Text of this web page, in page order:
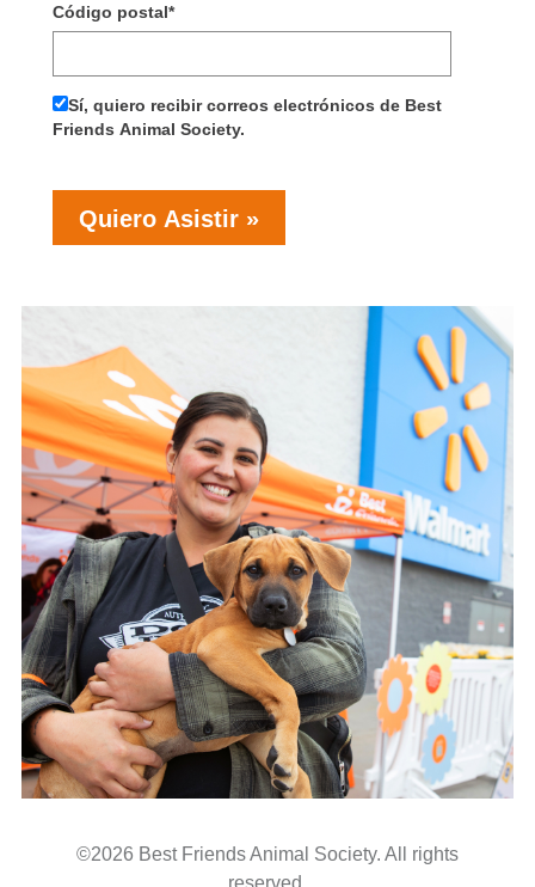
Código postal*
Sí, quiero recibir correos electrónicos de Best
Friends Animal Society.
©2026 Best Friends Animal Society. All rights
reserved.